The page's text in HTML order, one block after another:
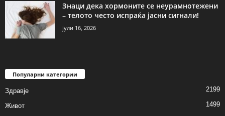
Знаци дека хормоните се неурамнотежени
– телото често испраќа јасни сигнали!
јули 16, 2026
Популарни категории
Здравје 2199
Живот 1499